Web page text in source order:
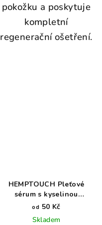
pokožku a poskytuje
kompletní
regenerační ošetření.
HEMPTOUCH Pleťové
sérum s kyselinou
azelaovou
od 50 Kč
Skladem